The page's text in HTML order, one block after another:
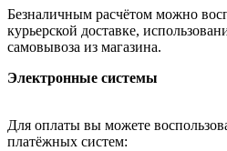
Безналичным расчётом можно
курьерской доставке,
самовывоза из магазина.
Электронные системы
Для оплаты вы можете
платёжных систем: